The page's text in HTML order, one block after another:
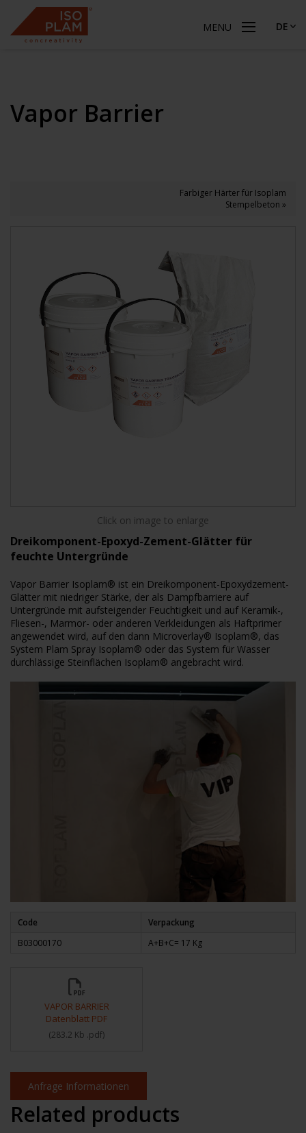
MENU DE
Vapor Barrier
Farbiger Härter für Isoplam
Stempelbeton »
Click on image to enlarge
Dreikomponent-Epoxyd-Zement-Glätter für
feuchte Untergründe
Vapor Barrier Isoplam® ist ein Dreikomponent-Epoxydzement-
Glätter mit niedriger Stärke, der als Dampfbarriere auf
Untergründe mit aufsteigender Feuchtigkeit und auf Keramik-,
Fliesen-, Marmor- oder anderen Verkleidungen als Haftprimer
angewendet wird, auf den dann Microverlay® Isoplam®, das
System Plam Spray Isoplam® oder das System für Wasser
durchlässige Steinflächen Isoplam® angebracht wird.
Code
Verpackung
B03000170
A+B+C= 17 Kg
VAPOR BARRIER
Datenblatt PDF
(283.2 Kb .pdf)
Anfrage Informationen
Related products